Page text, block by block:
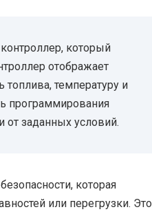
который
отображает
температуру и
программирования
от заданных условий.
которая
или перегрузки. Это